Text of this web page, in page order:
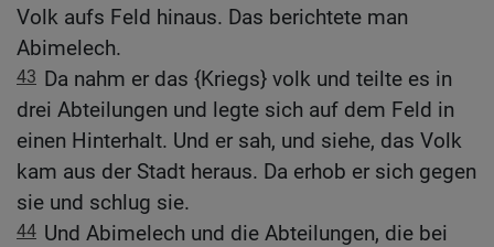
Volk aufs Feld hinaus. Das berichtete man
Abimelech.
43 Da nahm er das {Kriegs} volk und teilte es in
drei Abteilungen und legte sich auf dem Feld in
einen Hinterhalt. Und er sah, und siehe, das Volk
kam aus der Stadt heraus. Da erhob er sich gegen
sie und schlug sie.
44 Und Abimelech und die Abteilungen, die bei